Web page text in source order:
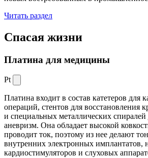
Читать раздел
Спасая жизни
Платина для медицины
Pt
Платина входит в состав катетеров для
операций, стентов для восстановления
и специальных металлических спиралей
аневризм. Она обладает высокой
проводит ток, поэтому из нее делают
внутренних электронных имплантатов,
кардиостимуляторов и слуховых